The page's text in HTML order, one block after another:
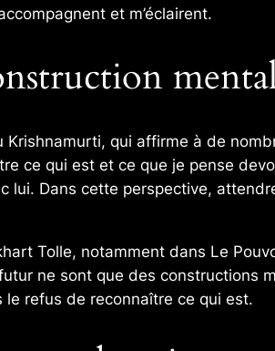
et m’éclairent.
Krishnamurti, qui affirme à de
ce qui est et ce que je pense
lui. Dans cette perspective,
Tolle, notamment dans Le
ne sont que des constructions
le refus de reconnaître ce qui est.